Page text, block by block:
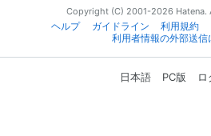
Copyright (C) 2001-2026 Hatena.
ヘルプ
ガイドライン 利用規約
利用者情報の外部送信
日本語 PC版 ロ